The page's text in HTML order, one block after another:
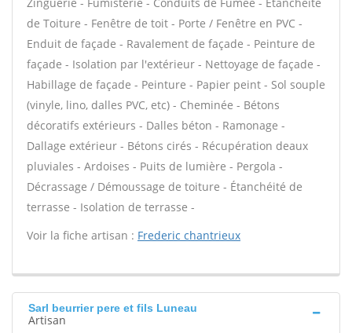
de Toiture - Fenêtre de toit - Porte / Fenêtre en PVC -
Enduit de façade - Ravalement de façade - Peinture de
façade - Isolation par l'extérieur - Nettoyage de façade -
Habillage de façade - Peinture - Papier peint - Sol souple
(vinyle, lino, dalles PVC, etc) - Cheminée - Bétons
décoratifs extérieurs - Dalles béton - Ramonage -
Dallage extérieur - Bétons cirés - Récupération deaux
pluviales - Ardoises - Puits de lumière - Pergola -
Décrassage / Démoussage de toiture - Étanchéité de
terrasse - Isolation de terrasse -
Voir la fiche artisan : Frederic chantrieux
Sarl beurrier pere et fils Luneau
Artisan